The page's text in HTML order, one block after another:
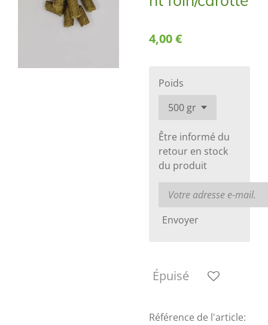
4,00 €
Poids
Être informé du
retour en stock
du produit
Envoyer
Épuisé
Référence de l'article: